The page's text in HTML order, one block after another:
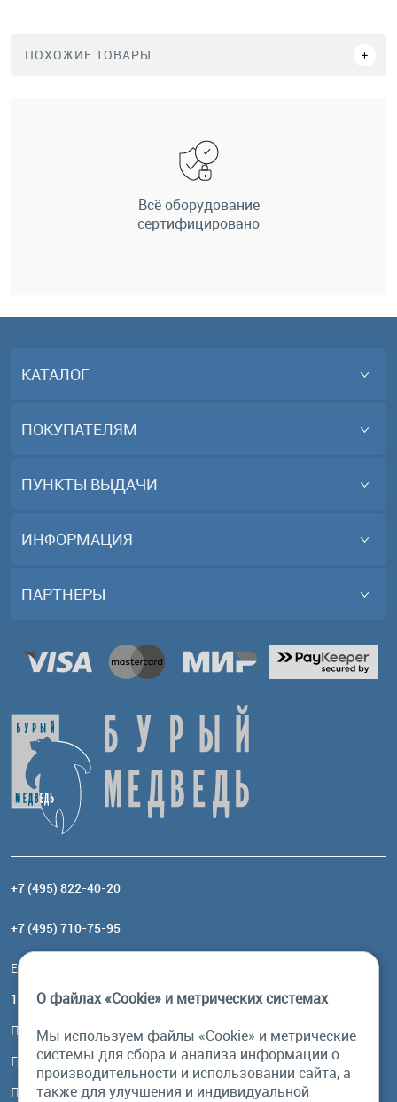
ПОХОЖИЕ ТОВАРЫ
Всё оборудование
сертифицировано
КАТАЛОГ
ПОКУПАТЕЛЯМ
ПУНКТЫ ВЫДАЧИ
ИНФОРМАЦИЯ
ПАРТНЕРЫ
+7 (495) 822-40-20
+7 (495) 710-75-95
Email:
117485, Москва, ул. Профсоюзная, 84/32, корп 1
Посмотреть на карте
График работы
Пн-Пт: с 10:00 до 18:00
О файлах «Cookie» и метрических системах
Мы используем файлы «Cookie» и метрические
системы для сбора и анализа информации о
производительности и использовании сайта, а
также для улучшения и индивидуальной